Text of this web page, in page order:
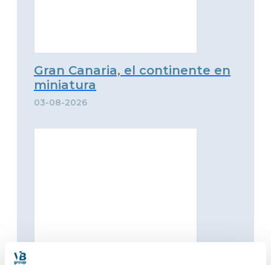
Gran Canaria, el continente en
miniatura
03-08-2026